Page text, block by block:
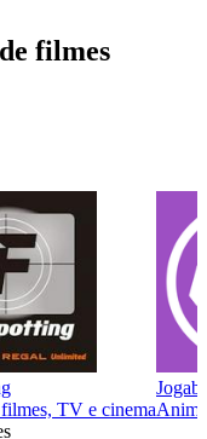
filmes
TV e cinema